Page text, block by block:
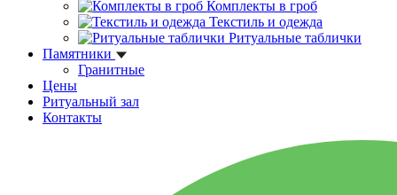
Комплекты в гроб
Текстиль и одежда
Ритуальные таблички
Памятники
Гранитные
Цены
Ритуальный зал
Контакты